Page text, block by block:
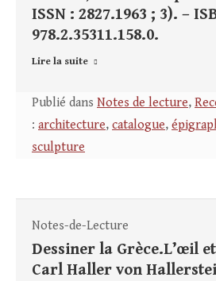
ISSN : 2827.1963 ; 3). –
978.2.35311.158.0.
Lire la suite
Publié dans Notes de lecture,
: architecture, catalogue,
sculpture
Notes-de-Lecture
Dessiner la Grèce.L’œil
Carl Haller von